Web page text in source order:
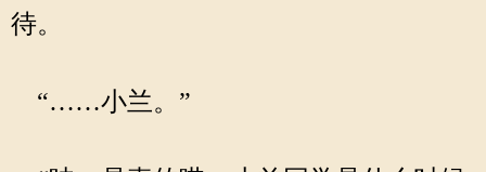
待。
“……小兰。”